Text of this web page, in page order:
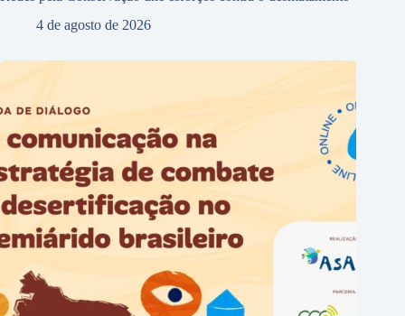
4 de agosto de 2026